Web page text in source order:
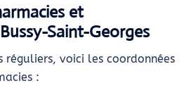
et
Saint-Georges
réguliers, voici les coordonnées
: